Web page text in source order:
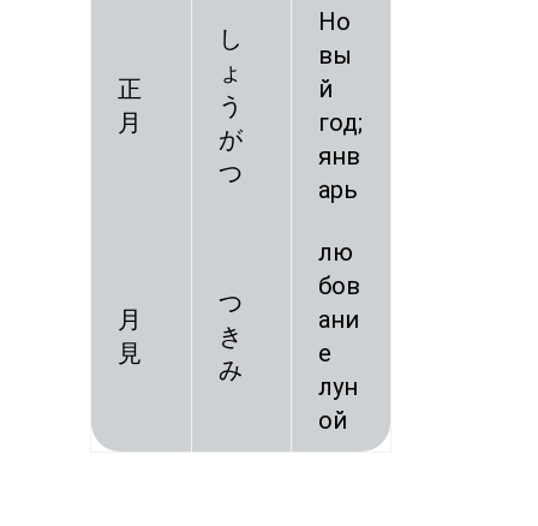
正
月
し
ょ
う
が
つ
Но
вы
й
год;
янв
арь
月
見
つ
き
み
лю
бов
ани
е
лун
ой